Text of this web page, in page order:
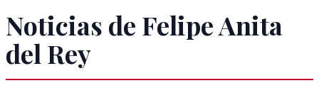
Noticias de Felipe Anita
del Rey